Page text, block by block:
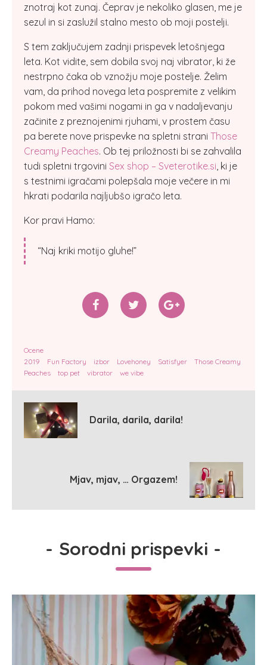
znotraj kot zunaj. Čeprav je nekoliko glasen, me je
sezul in si zaslužil stalno mesto ob moji postelji.
S tem zaključujem zadnji prispevek letošnjega
leta. Kot vidite, sem dobila svoj naj vibrator, ki že
nestrpno čaka ob vznožju moje postelje. Želim
vam, da prihod novega leta pospremite z velikim
pokom med vašimi nogami in ga v nadaljevanju
začinite z preznojenimi rjuhami, v prostem času
pa berete nove prispevke na spletni strani Those
Creamy Peaches. Ob tej priložnosti bi se zahvalila
tudi spletni trgovini Sex shop – Sveterotike.si , ki je
s testnimi igračami polepšala moje večere in mi
hkrati podarila najljubšo igračo leta.
Kor pravi Hamo:
“Naj kriki motijo gluhe!”
Ocene
2019
Fun Factory izbor Lovehoney Satisfyer
Those Creamy
Peaches
top pet vibrator we vibe
Darila, darila, darila!
Mjav, mjav, … Orgazem!
- Sorodni prispevki -